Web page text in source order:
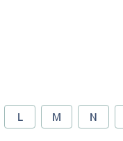
L M N